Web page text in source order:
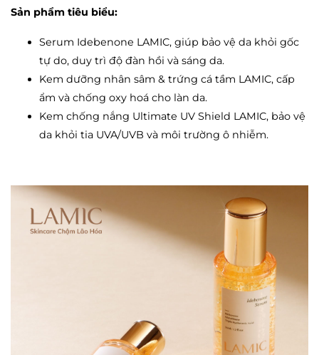
Sản phẩm tiêu biểu:
Serum Idebenone LAMIC, giúp bảo vệ da khỏi gốc
tự do, duy trì độ đàn hồi và sáng da.
Kem dưỡng nhân sâm & trứng cá tầm LAMIC, cấp
ẩm và chống oxy hoá cho làn da.
Kem chống nắng Ultimate UV Shield LAMIC, bảo vệ
da khỏi tia UVA/UVB và môi trường ô nhiễm.